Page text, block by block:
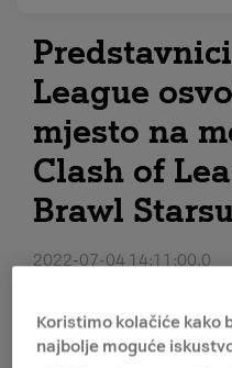
League
mjesto na
Clash of
Brawl
2022-07-04 14:11:00.0
Koristimo kolačiće kako
najbolje moguće